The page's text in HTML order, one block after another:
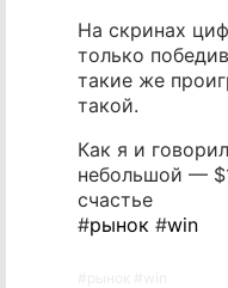
На скринах
только
такие же
такой.
Как я и
небольшой —
счастье
#рынок #win